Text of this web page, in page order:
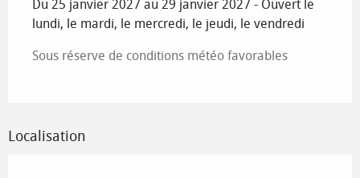
Du 25 janvier 2027 au 29 janvier 2027 - Ouvert le
lundi, le mardi, le mercredi, le jeudi, le vendredi
Sous réserve de conditions météo favorables
Localisation